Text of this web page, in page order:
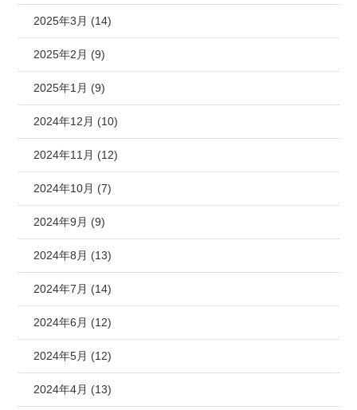
2025年3月 (14)
2025年2月 (9)
2025年1月 (9)
2024年12月 (10)
2024年11月 (12)
2024年10月 (7)
2024年9月 (9)
2024年8月 (13)
2024年7月 (14)
2024年6月 (12)
2024年5月 (12)
2024年4月 (13)